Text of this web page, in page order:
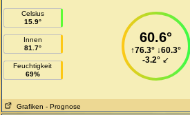
Celsius
15.9°
Innen
81.7°
Feuchtigkeit
69%
60.6°
↑76.3° ↓60.3°
-3.2° ↙
Grafiken - Prognose